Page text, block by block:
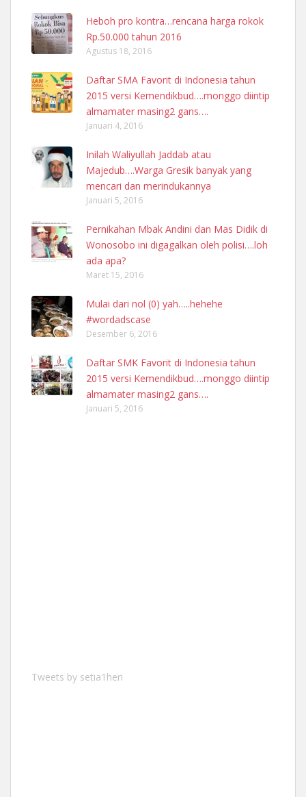
Heboh pro kontra…rencana harga rokok
Rp.50.000 tahun 2016
Agustus 18, 2016
Daftar SMA Favorit di Indonesia tahun
2015 versi Kemendikbud….monggo diintip
almamater masing2 gans….
Januari 4, 2016
Inilah Waliyullah Jaddab atau
Majedub….Warga Gresik banyak yang
mencari dan merindukannya
Januari 5, 2016
Pernikahan Mbak Andini dan Mas Didik di
Wonosobo ini digagalkan oleh polisi….loh
ada apa?
Maret 15, 2016
Mulai dari nol (0) yah…..hehehe
#wordadscase
Desember 6, 2016
Daftar SMK Favorit di Indonesia tahun
2015 versi Kemendikbud….monggo diintip
almamater masing2 gans….
Januari 5, 2016
Tweets by setia1heri